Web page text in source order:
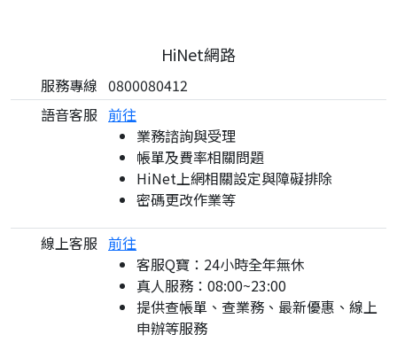
HiNet網路
服務專線 0800080412
語音客服 前往
業務諮詢與受理
帳單及費率相關問題
HiNet上網相關設定與障礙排除
密碼更改作業等
線上客服 前往
客服Q寶：24小時全年無休
真人服務：08:00~23:00
提供查帳單、查業務、最新優惠、線上
申辦等服務